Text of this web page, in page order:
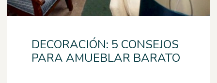
DECORACIÓN: 5 CONSEJOS
PARA AMUEBLAR BARATO